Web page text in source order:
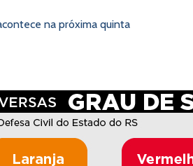
na próxima quinta